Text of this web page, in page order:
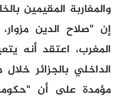
والمغاربة المقيمين
إن "صلاح الدين
المغرب، اعتقد أنه
الداخلي بالجزائر
مؤمدة على أن